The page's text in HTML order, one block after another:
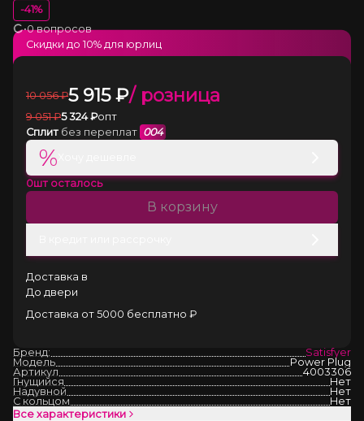
-41%
Загрузка
•0 вопросов
10 056 ₽5 915₽/ розница
9 051 ₽5 324₽опт
Сплит без переплат 004
%
0шт осталось
В корзину
Доставка в
До двери
Доставка от 5000 бесплатно ₽
Скидки до 10% для юрлиц
Бренд:
Satisfyer
Модель
Power Plug
Артикул
4003306
Гнущийся
Нет
Надувной
Нет
С кольцом
Нет
Все характеристики